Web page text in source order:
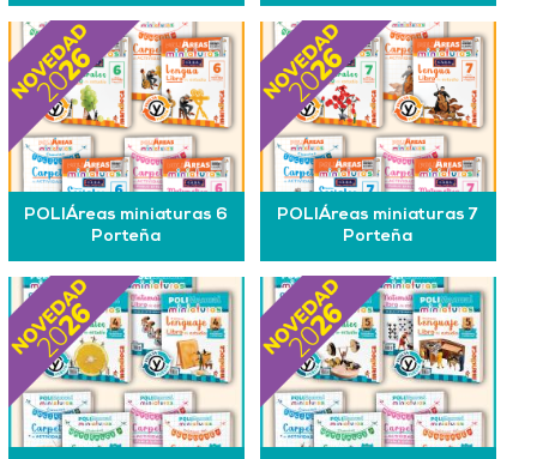
POLIÁreas miniaturas 6
Porteña
POLIÁreas miniaturas 7
Porteña